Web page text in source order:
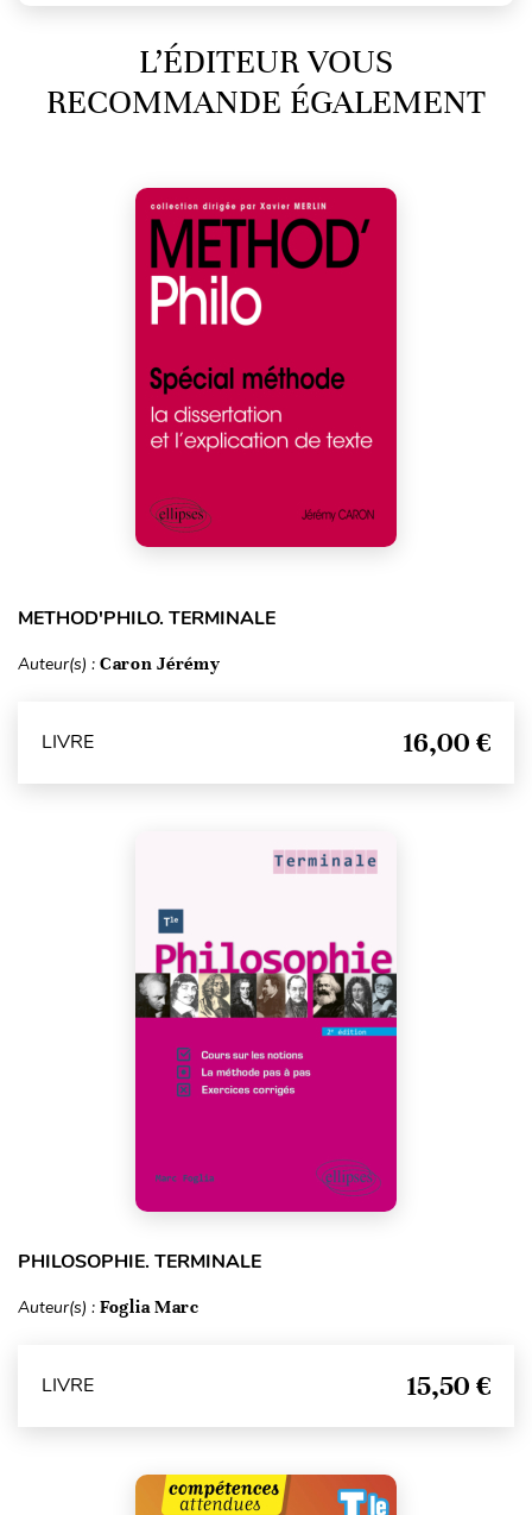
L’ÉDITEUR VOUS
RECOMMANDE ÉGALEMENT
METHOD'PHILO. TERMINALE
Auteur(s) : Caron Jérémy
LIVRE 16,00 €
PHILOSOPHIE. TERMINALE
Auteur(s) : Foglia Marc
LIVRE 15,50 €